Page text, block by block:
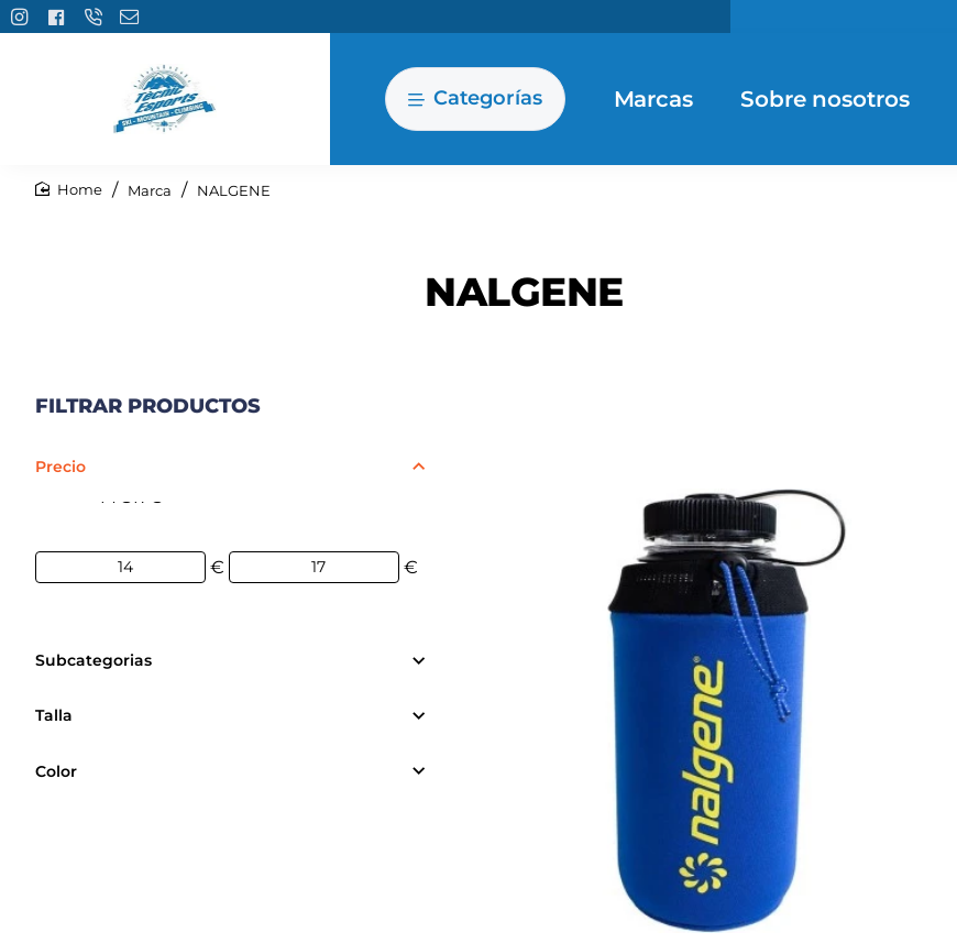
Categorías Marcas Sobre nosotros
Marca NALGENE
NALGENE
FILTRAR PRODUCTOS
Precio
14€17€
€ €
Subcategorias
Talla
Color